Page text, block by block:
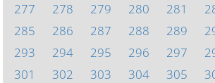
277
278 279 280 281
285
286 287 288 289
293
294 295 296 297
301
302 303 304 305